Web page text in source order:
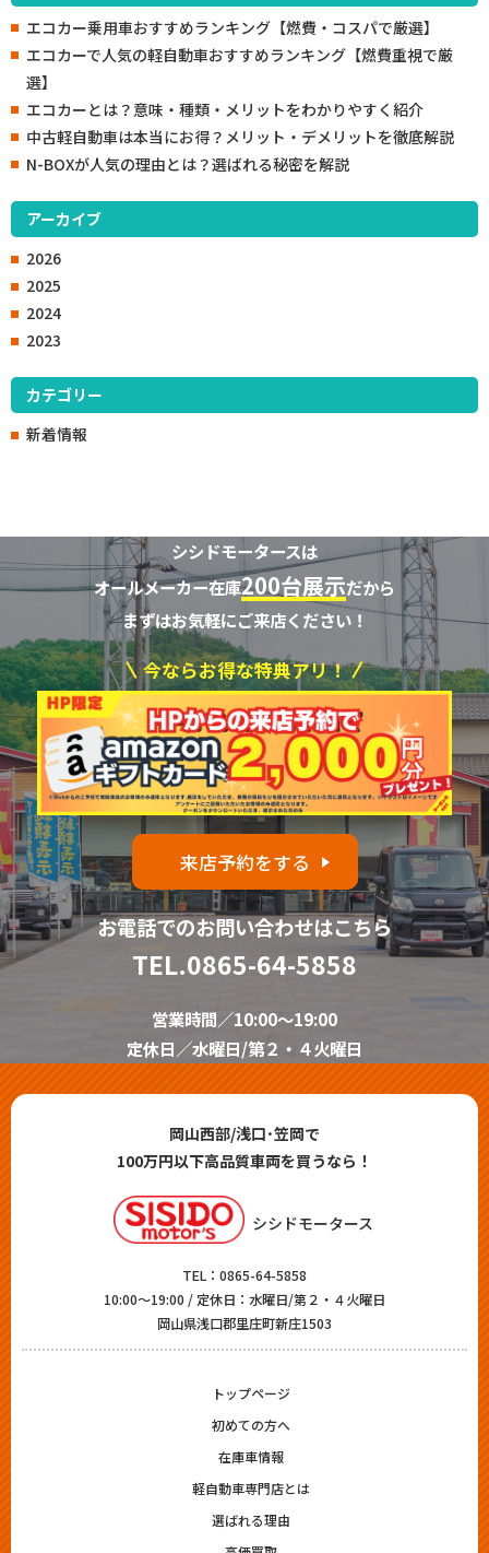
エコカー乗用車おすすめランキング【燃費・コスパで厳選】
エコカーで人気の軽自動車おすすめランキング【燃費重視で厳
選】
エコカーとは？意味・種類・メリットをわかりやすく紹介
中古軽自動車は本当にお得？メリット・デメリットを徹底解説
N-BOXが人気の理由とは？選ばれる秘密を解説
アーカイブ
2026
2025
2024
2023
カテゴリー
新着情報
シシドモータースは
オールメーカー在庫200台展示だから
まずはお気軽にご来店ください！
今ならお得な特典アリ！
来店予約をする
お電話でのお問い合わせはこちら
TEL.0865-64-5858
営業時間／10:00～19:00
定休日／水曜日/第２・４火曜日
岡山西部/浅口･笠岡で
100万円以下高品質車両を買うなら！
シシドモータース
TEL： 0865-64-5858
10:00～19:00 / 定休日：水曜日/第２・４火曜日
岡山県浅口郡里庄町新庄1503
トップページ
初めての方へ
在庫車情報
軽自動車専門店とは
選ばれる理由